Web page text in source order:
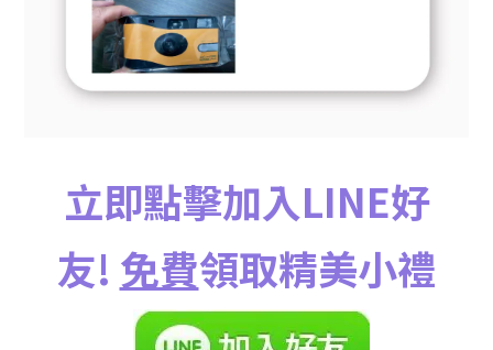
立即點擊加入LINE好
友! 免費領取精美小禮